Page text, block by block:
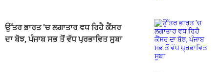
ਉੱਤਰ ਭਾਰਤ 'ਚ ਲਗਾਤਾਰ ਵਧ ਰਿਹੈ ਕੈਂਸਰ
ਦਾ ਬੋਝ, ਪੰਜਾਬ ਸਭ ਤੋਂ ਵੱਧ ਪ੍ਰਭਾਵਿਤ ਸੂਬਾ